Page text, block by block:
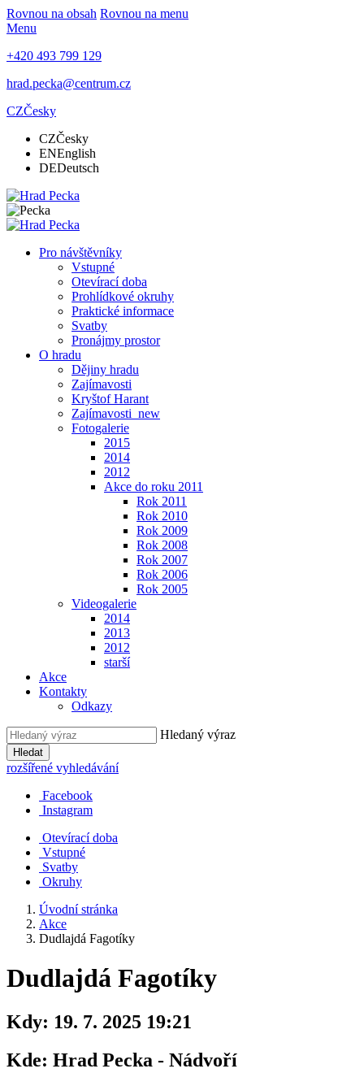
Rovnou na obsah Rovnou na menu
Menu
+420 493 799 129
hrad.pecka@centrum.cz
CZČesky
CZČesky
ENEnglish
DEDeutsch
Pro návštěvníky
Vstupné
Otevírací doba
Prohlídkové okruhy
Praktické informace
Svatby
Pronájmy prostor
O hradu
Dějiny hradu
Zajímavosti
Kryštof Harant
Zajímavosti_new
Fotogalerie
2015
2014
2012
Akce do roku 2011
Rok 2011
Rok 2010
Rok 2009
Rok 2008
Rok 2007
Rok 2006
Rok 2005
Videogalerie
2014
2013
2012
starší
Akce
Kontakty
Odkazy
Hledaný výraz
Hledat
rozšířené vyhledávání
Facebook
Instagram
Otevírací doba
Vstupné
Svatby
Okruhy
Úvodní stránka
Akce
Dudlajdá Fagotíky
Dudlajdá Fagotíky
Kdy: 19. 7. 2025 19:21
Kde: Hrad Pecka - Nádvoří